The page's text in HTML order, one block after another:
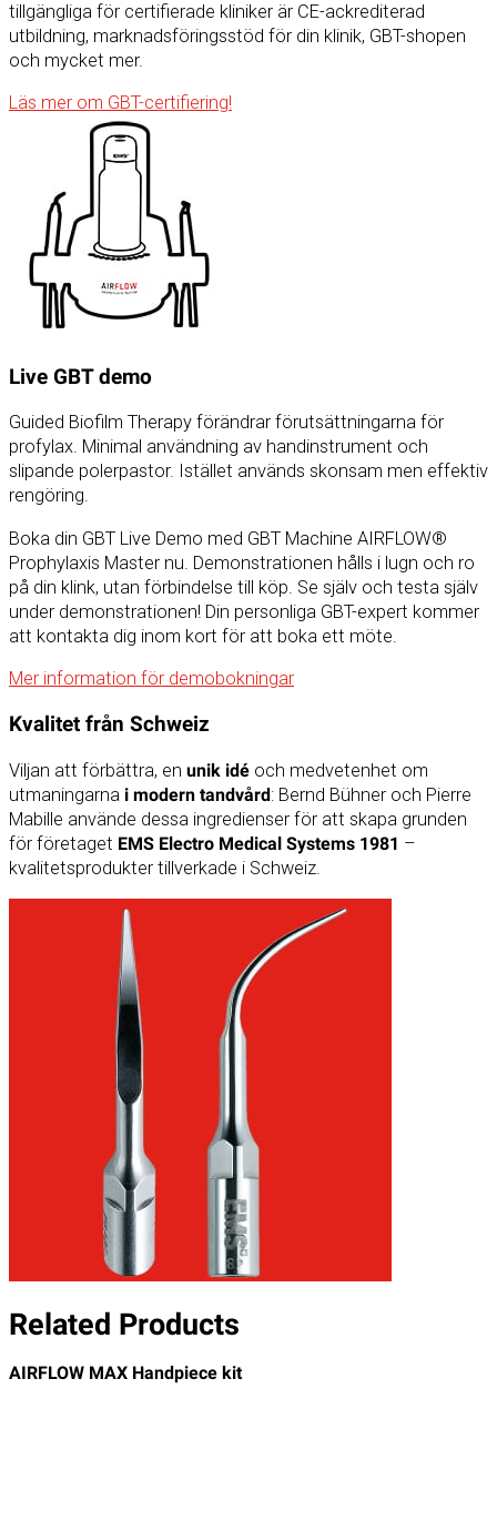
tillgängliga för certifierade kliniker är CE-ackrediterad
utbildning, marknadsföringsstöd för din klinik, GBT-shopen
och mycket mer.
Läs mer om GBT-certifiering!
Live GBT demo
Guided Biofilm Therapy förändrar förutsättningarna för
profylax. Minimal användning av handinstrument och
slipande polerpastor. Istället används skonsam men effektiv
rengöring.
Boka din GBT Live Demo med GBT Machine AIRFLOW®
Prophylaxis Master nu. Demonstrationen hålls i lugn och ro
på din klink, utan förbindelse till köp. Se själv och testa själv
under demonstrationen! Din personliga GBT-expert kommer
att kontakta dig inom kort för att boka ett möte.
Mer information för demobokningar
Kvalitet från Schweiz
Viljan att förbättra, en unik idé och medvetenhet om
utmaningarna i modern tandvård: Bernd Bühner och Pierre
Mabille använde dessa ingredienser för att skapa grunden
för företaget EMS Electro Medical Systems 1981 –
kvalitetsprodukter tillverkade i Schweiz.
Related Products
AIRFLOW MAX Handpiece kit